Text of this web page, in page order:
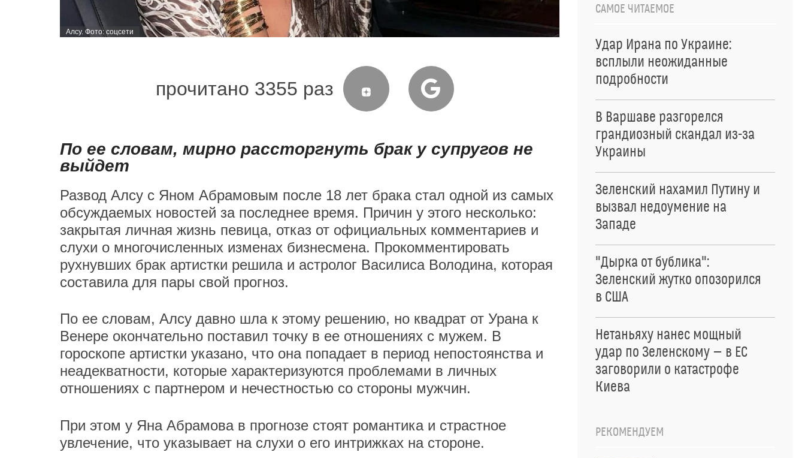
Алсу. Фото: соцсети
прочитано 3355 раз
По ее словам, мирно рассторгнуть брак у супругов не
выйдет
Развод Алсу с Яном Абрамовым после 18 лет брака стал одной из самых
обсуждаемых новостей за последнее время. Причин у этого несколько:
закрытая личная жизнь певица, отказ от официальных комментариев и
слухи о многочисленных изменах бизнесмена. Прокомментировать
рухнувших брак артистки решила и астролог Василиса Володина, которая
составила для пары свой прогноз.
По ее словам, Алсу давно шла к этому решению, но квадрат от Урана к
Венере окончательно поставил точку в ее отношениях с мужем. В
гороскопе артистки указано, что она попадает в период непостоянства и
неадекватности, которые характеризуются проблемами в личных
отношениях с партнером и нечестностью со стороны мужчин.
При этом у Яна Абрамова в прогнозе стоят романтика и страстное
увлечение, что указывает на слухи о его интрижках на стороне.
САМОЕ ЧИТАЕМОЕ
Удар Ирана по Украине:
всплыли неожиданные
подробности
В Варшаве разгорелся
грандиозный скандал из-за
Украины
Зеленский нахамил Путину и
вызвал недоумение на
Западе
"Дырка от бублика":
Зеленский жутко опозорился
в США
Нетаньяху нанес мощный
удар по Зеленскому — в ЕС
заговорили о катастрофе
Киева
РЕКОМЕНДУЕМ